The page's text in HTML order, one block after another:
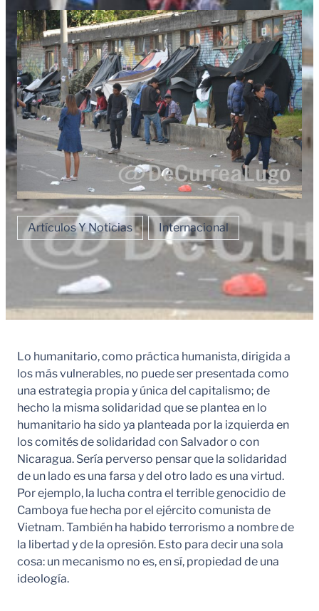
Artículos Y Noticias Internacional
Lo humanitario, como práctica humanista, dirigida a
los más vulnerables, no puede ser presentada como
una estrategia propia y única del capitalismo; de
hecho la misma solidaridad que se plantea en lo
humanitario ha sido ya planteada por la izquierda en
los comités de solidaridad con Salvador o con
Nicaragua. Sería perverso pensar que la solidaridad
de un lado es una farsa y del otro lado es una virtud.
Por ejemplo, la lucha contra el terrible genocidio de
Camboya fue hecha por el ejército comunista de
Vietnam. También ha habido terrorismo a nombre de
la libertad y de la opresión. Esto para decir una sola
cosa: un mecanismo no es, en sí, propiedad de una
ideología.